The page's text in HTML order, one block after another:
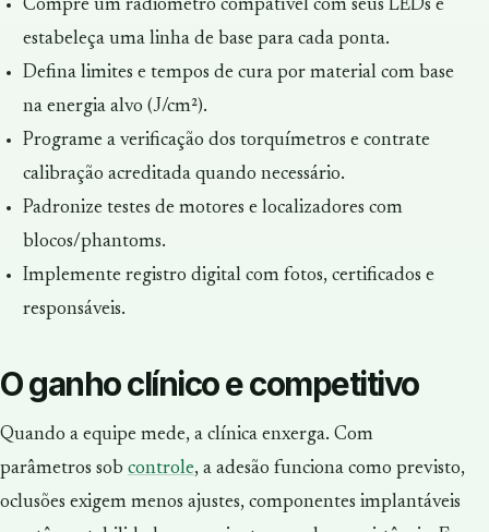
Compre um radiômetro compatível com seus LEDs e
estabeleça uma linha de base para cada ponta.
Defina limites e tempos de cura por material com base
na energia alvo (J/cm²).
Programe a verificação dos torquímetros e contrate
calibração acreditada quando necessário.
Padronize testes de motores e localizadores com
blocos/phantoms.
Implemente registro digital com fotos, certificados e
responsáveis.
O ganho clínico e competitivo
Quando a equipe mede, a clínica enxerga. Com
parâmetros sob controle, a adesão funciona como previsto,
oclusões exigem menos ajustes, componentes implantáveis